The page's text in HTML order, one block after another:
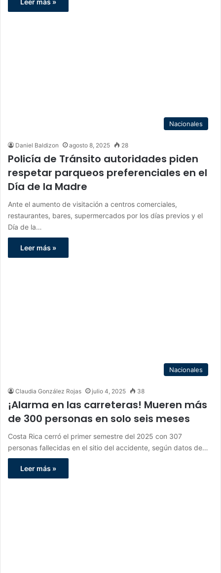
Leer más »
Nacionales
Daniel Baldizon agosto 8, 2025 28
Policía de Tránsito autoridades piden
respetar parqueos preferenciales en el
Día de la Madre
Ante el aumento de visitación a centros comerciales,
restaurantes, bares, supermercados por los días previos y el
Día de la…
Leer más »
Nacionales
Claudia González Rojas julio 4, 2025 38
¡Alarma en las carreteras! Mueren más
de 300 personas en solo seis meses
Costa Rica cerró el primer semestre del 2025 con 307
personas fallecidas en el sitio del accidente, según datos de…
Leer más »